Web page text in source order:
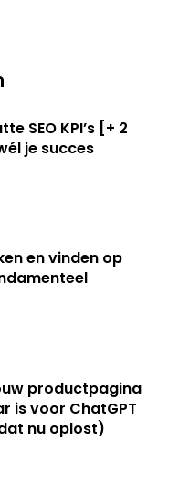
SEO KPI’s [+ 2
je succes
en vinden op
productpagina
is voor ChatGPT
nu oplost)